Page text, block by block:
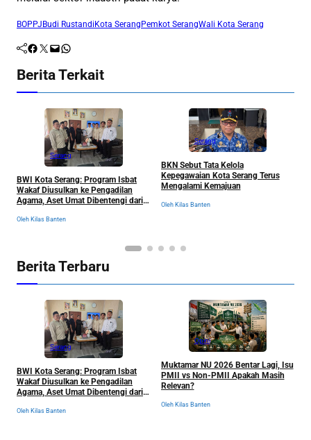
BOPPJ Budi Rustandi Kota Serang Pemkot SerangWali Kota Serang
Facebook Twitter Mail WhatsApp
Berita Terkait
Serang
BWI Kota Serang: Program Isbat
Wakaf Diusulkan ke Pengadilan
Agama, Aset Umat Dibentengi dari
Oleh Kilas Banten
Serang
BKN Sebut Tata Kelola
Kepegawaian Kota Serang Terus
Mengalami Kemajuan
Oleh Kilas Banten
Berita Terbaru
Serang
BWI Kota Serang: Program Isbat
Wakaf Diusulkan ke Pengadilan
Agama, Aset Umat Dibentengi dari
Oleh Kilas Banten
Opini
Muktamar NU 2026 Bentar Lagi, Isu
PMII vs Non-PMII Apakah Masih
Relevan?
Oleh Kilas Banten